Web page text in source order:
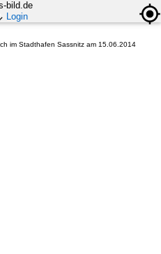
bild.de
Login
im Stadthafen Sassnitz am 15.06.2014